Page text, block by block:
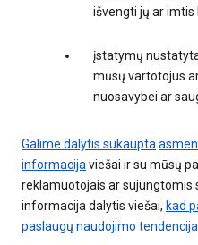
išvengti jų ar imtis
įstatymų
mūsų vartotojus
nuosavybei ar
Galime dalytis sukaupta
informacijaviešai ir su mūsų
reklamuotojais ar sujungtomis
informacija dalytis viešai, kad
paslaugų naudojimo